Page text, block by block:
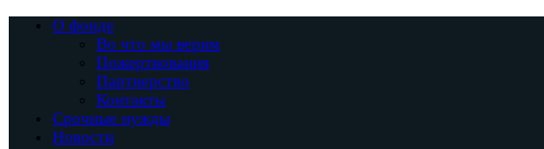
О фонде
Во что мы верим
Пожертвования
Партнерство
Контакты
Срочные нужды
Новости